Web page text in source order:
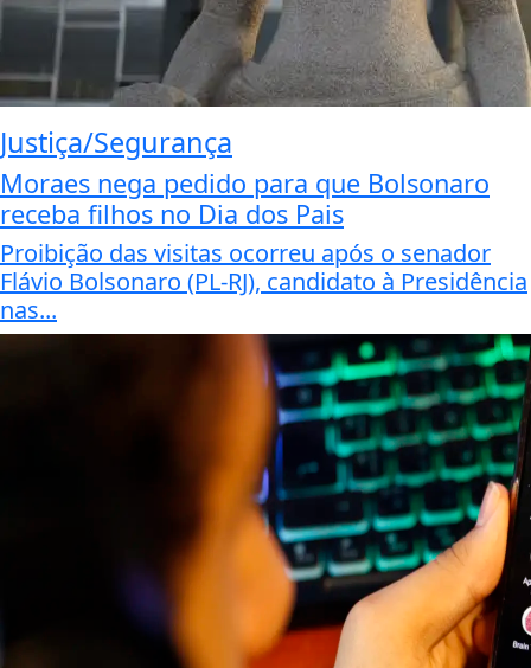
Justiça/Segurança
Moraes nega pedido para que Bolsonaro
receba filhos no Dia dos Pais
Proibição das visitas ocorreu após o senador
Flávio Bolsonaro (PL-RJ), candidato à Presidência
nas...